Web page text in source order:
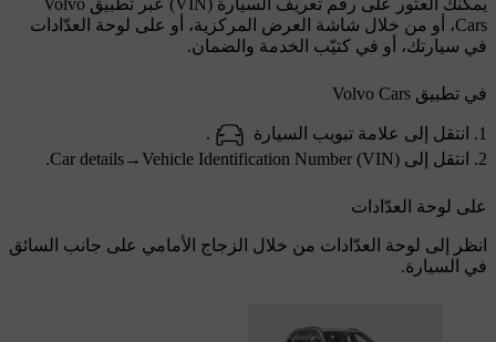
يمكنك العثور على رقم تعريف السيارة (VIN) عبر تطبيق Volvo
Cars، أو من خلال شاشة العرض المركزية، أو على لوحة العدّادات
في سيارتك، أو في كتيّب الخدمة والضمان.
في تطبيق Volvo Cars
انتقل إلى علامة تبويب السيارة
.
انتقل إلى
Car details→Vehicle Identification Number (VIN)
.
على لوحة العدّادات
انظر إلى لوحة العدّادات من خلال الزجاج الأمامي على جانب السائق
في السيارة.